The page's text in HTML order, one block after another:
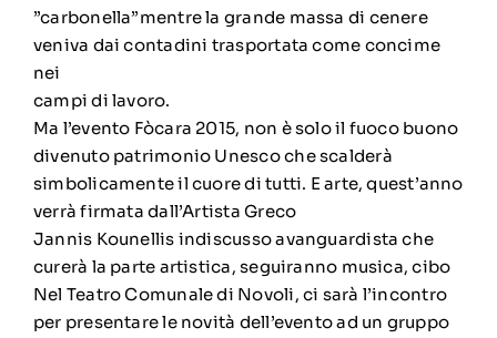
”carbonella”mentre la grande massa di cenere
veniva dai contadini trasportata come concime
nei
campi di lavoro.
Ma l’evento Fòcara 2015, non è solo il fuoco buono
divenuto patrimonio Unesco che scalderà
simbolicamente il cuore di tutti. E arte, quest’anno
verrà firmata dall’Artista Greco
Jannis Kounellis indiscusso avanguardista che
curerà la parte artistica, seguiranno musica, cibo
Nel Teatro Comunale di Novoli, ci sarà l’incontro
per presentare le novità dell’evento ad un gruppo